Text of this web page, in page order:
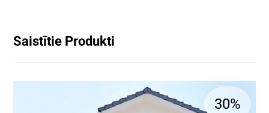
Saistītie Produkti
30%